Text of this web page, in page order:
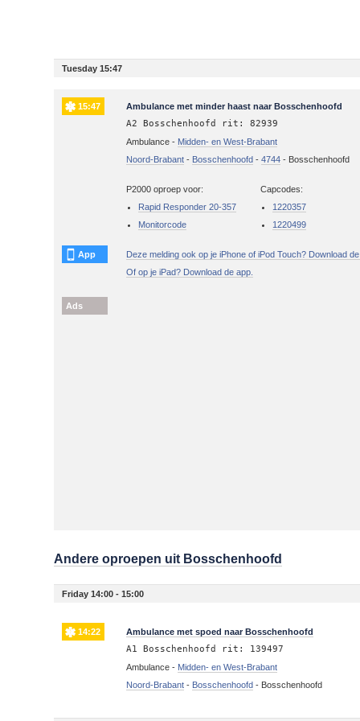
Tuesday 15:47
15:47 Ambulance met minder haast naar Bosschenhoofd
A2 Bosschenhoofd rit: 82939
Ambulance - Midden- en West-Brabant
Noord-Brabant - Bosschenhoofd -4744 - Bosschenhoofd
P2000 oproep voor:
Rapid Responder 20-357
Monitorcode
Capcodes:
1220357
1220499
App
Deze melding ook op je iPhone of iPod Touch? Download
Of op je iPad? Download de app.
Ads
Andere oproepen uit Bosschenhoofd
Friday 14:00 - 15:00
14:22 Ambulance met spoed naar Bosschenhoofd
A1 Bosschenhoofd rit: 139497
Ambulance - Midden- en West-Brabant
Noord-Brabant - Bosschenhoofd - Bosschenhoofd